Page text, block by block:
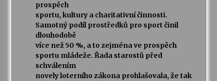
prospěch
sportu, kultury a charitativní činnosti.
Samotný podíl prostředků pro sport činil
dlouhodobě
více než 50 %, a to zejména ve prospěch
sportu mládeže. Řada starostů před
schválením
novely loterního zákona prohlašovala, že tak